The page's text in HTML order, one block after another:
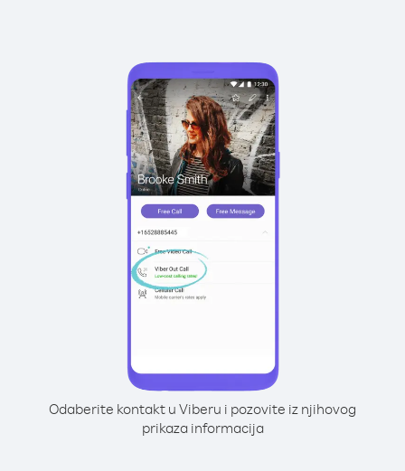
Odaberite kontakt u Viberu i pozovite iz njihovog
prikaza informacija